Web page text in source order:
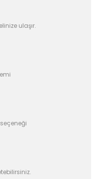
ulaşır.